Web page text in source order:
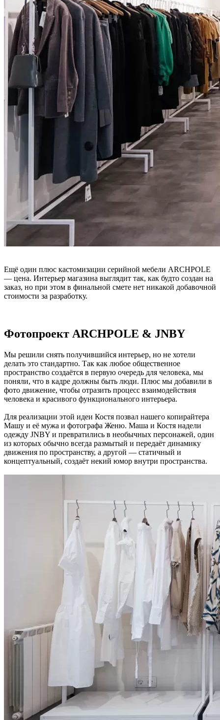
Ещё один плюс кастомизации серийной мебели ARCHPOLE
— цена. Интерьер магазина выглядит так, как будто создан на
заказ, но при этом в финальной смете нет никакой добавочной
стоимости за разработку.
Фотопроект ARCHPOLE & JNBY
Мы решили снять получившийся интерьер, но не хотели
делать это стандартно. Так как любое общественное
пространство создаётся в первую очередь для человека, мы
поняли, что в кадре должны быть люди. Плюс мы добавили в
фото движение, чтобы отразить процесс взаимодействия
человека и красивого функционального интерьера.
Для реализации этой идеи Костя позвал нашего копирайтера
Машу и её мужа и фотографа Женю. Маша и Костя надели
одежду JNBY и превратились в необычных персонажей, один
из которых обычно всегда размытый и передаёт динамику
движения по пространству, а другой — статичный и
концептуальный, создаёт некий юмор внутри пространства.